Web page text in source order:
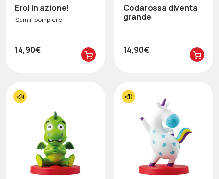
Eroi in azione!
Sam il pompiere
14,90€
Codarossa diventa
grande
14,90€